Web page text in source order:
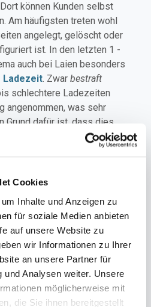
Cookies
Inhalte und Anzeigen zu
für soziale Medien anbieten
auf unsere Website zu
wir Informationen zu Ihrer
an unsere Partner für
und Analysen weiter. Unsere
möglicherweise mit
die Sie ihnen bereitgestellt
können Kunden selbst
Am häufigsten treten wohl
angelegt, gelöscht oder
ist. In den letzten 1 -
auch bei Laien besonders
Ladezeit. Zwar bestraft
schlechtere Ladezeiten
angenommen, was sehr
Grund dafür ist, dass dies
wird. Allerdings darf man
nur Google, sondern
hat. So gehen bspw.
ist dies definitiv ein nicht
ist ebenfalls sehr wichtig
Endgeräten
auszugeben. Die
einer Website ist
große Bilder, zu viele